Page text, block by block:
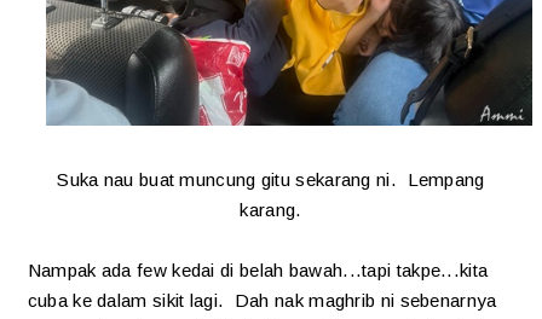
Suka nau buat muncung gitu sekarang ni. Lempang
karang.
Nampak ada few kedai di belah bawah...tapi takpe...kita
cuba ke dalam sikit lagi. Dah nak maghrib ni sebenarnya